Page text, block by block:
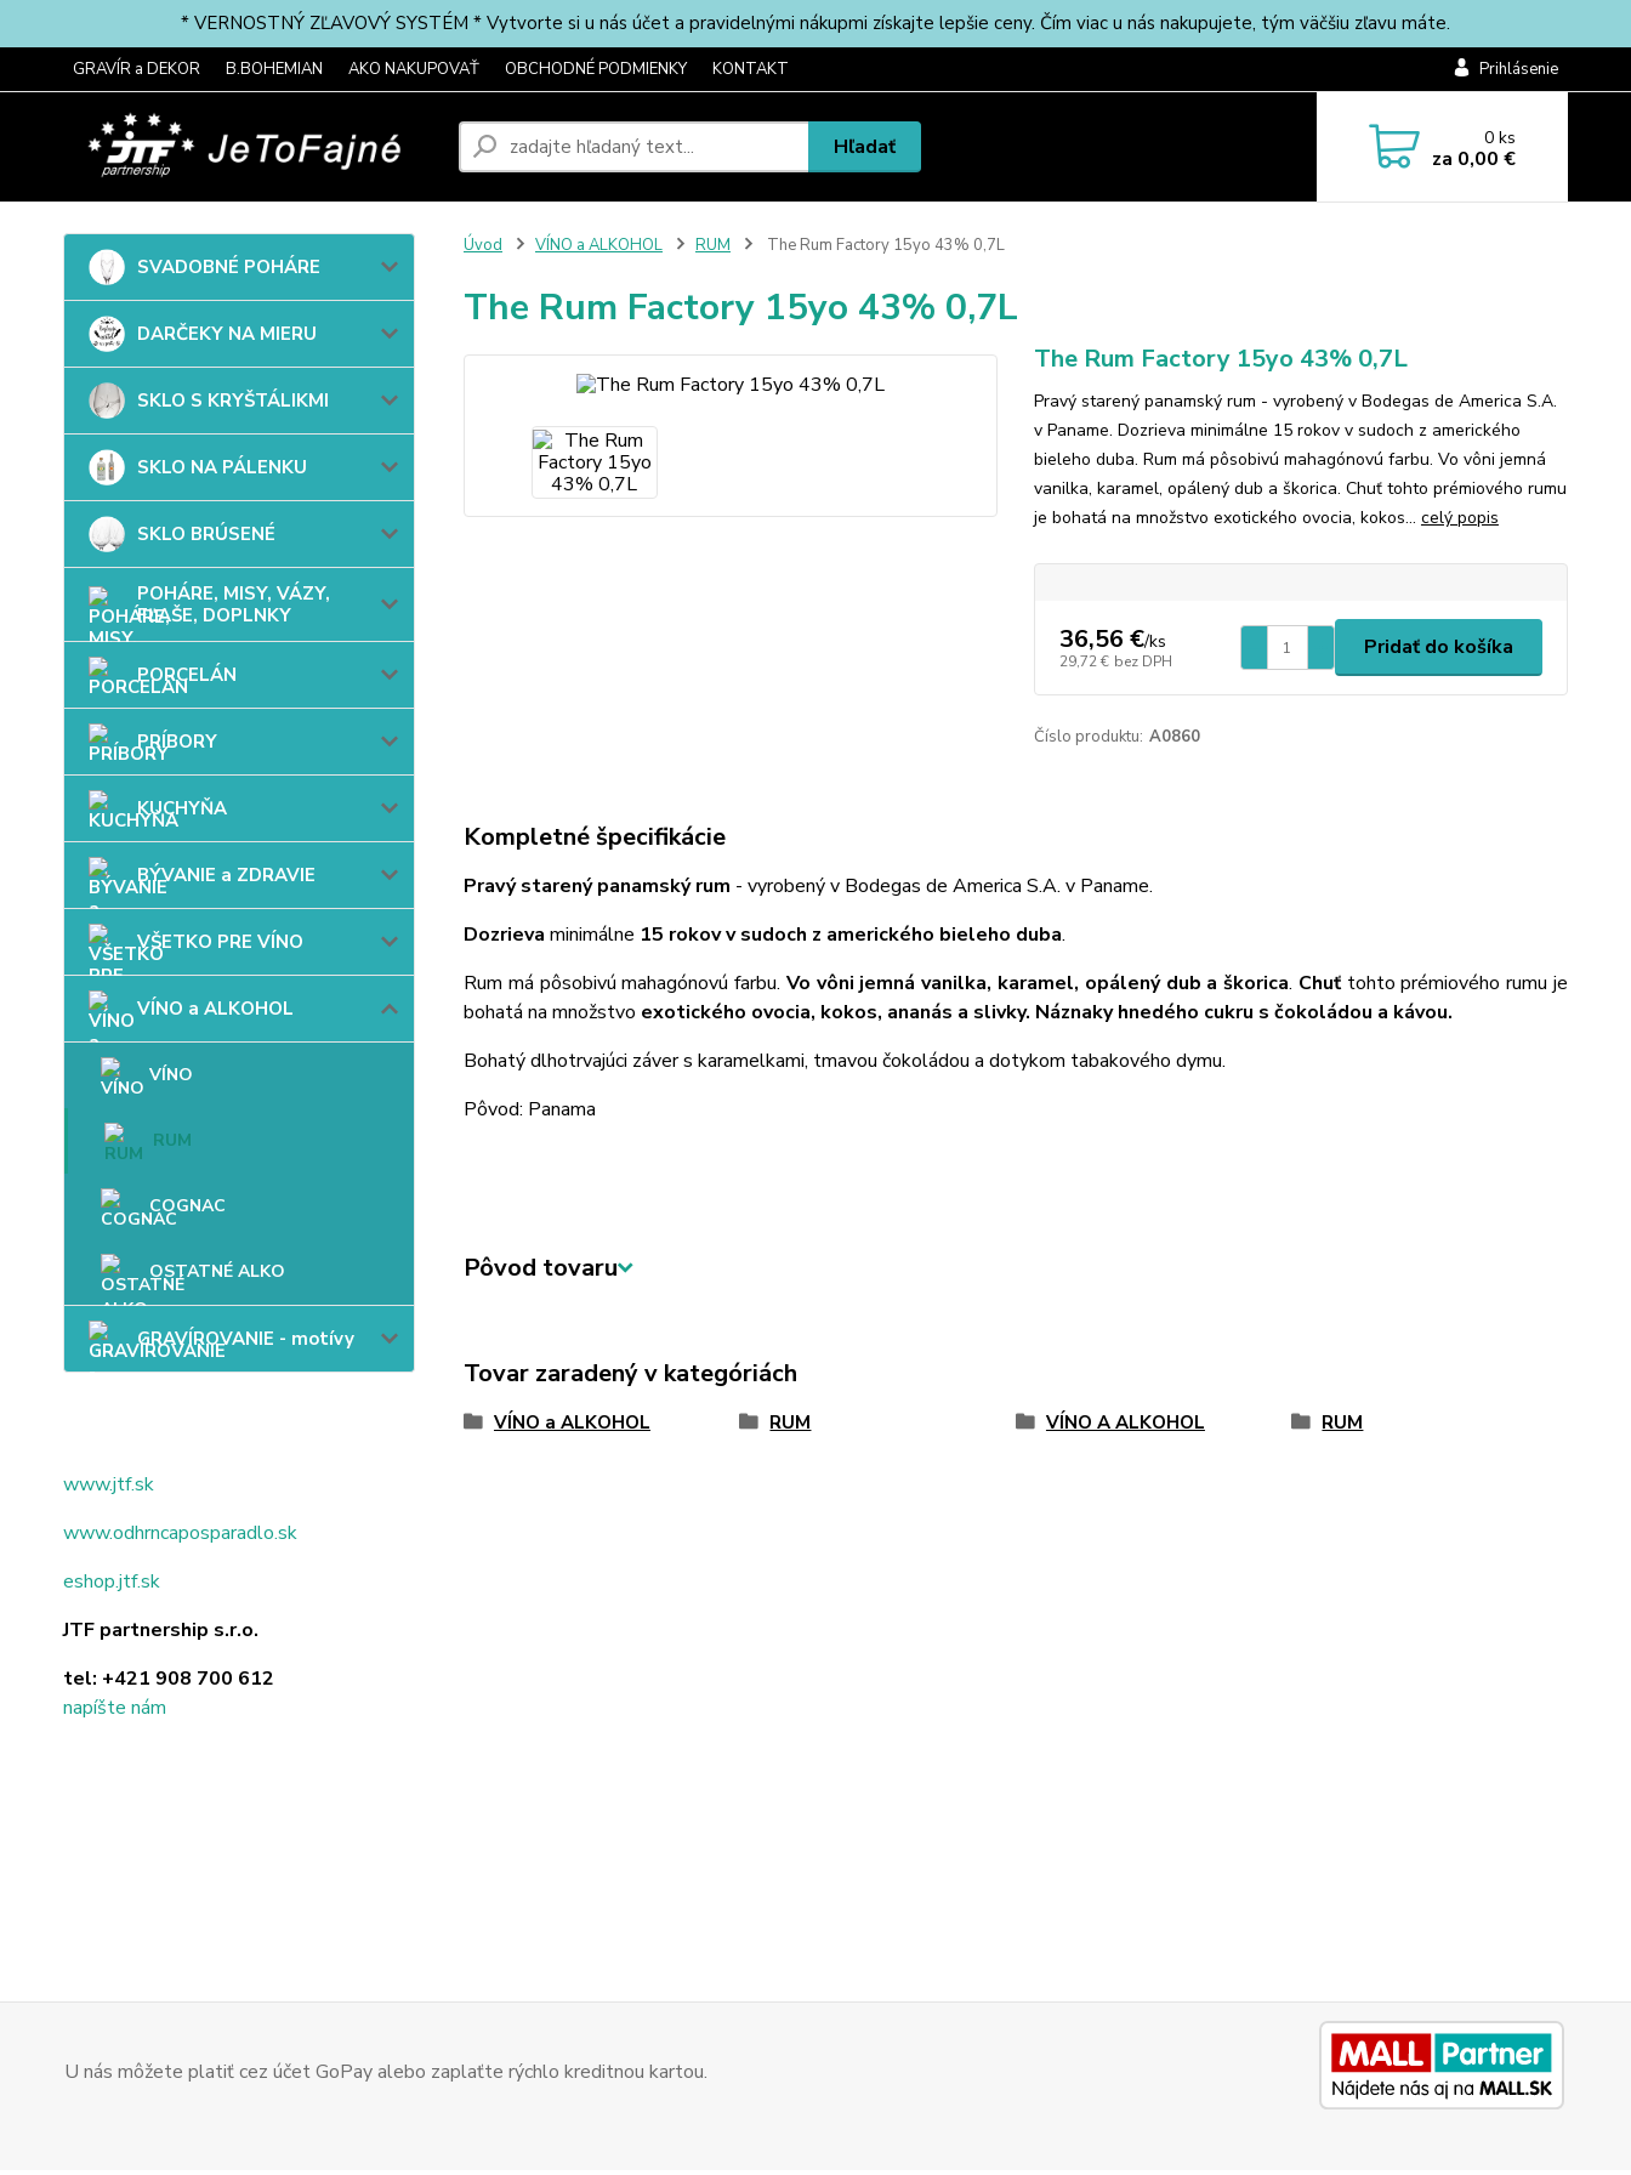
* VERNOSTNÝ ZĽAVOVÝ SYSTÉM * Vytvorte si u nás účet a pravidelnými nákupmi získajte lepšie ceny. Čím viac u nás nakupujete, tým väčšiu zľavu máte.
GRAVÍR a DEKOR B.BOHEMIAN AKO NAKUPOVAŤ OBCHODNÉ PODMIENKY KONTAKT Prihlásenie
Hľadať 0ks
za 0,00 €
SVADOBNÉ POHÁRE
DARČEKY NA MIERU
SKLO S KRYŠTÁLIKMI
SKLO NA PÁLENKU
SKLO BRÚSENÉ
POHÁRE, MISY, VÁZY,
FĽAŠE, DOPLNKY
PORCELÁN
PRÍBORY
KUCHYŇA
BÝVANIE a ZDRAVIE
VŠETKO PRE VÍNO
VÍNO a ALKOHOL
VÍNO
RUM
COGNAC
OSTATNÉ ALKO
GRAVÍROVANIE - motívy
www.jtf.sk
www.odhrncaposparadlo.sk
eshop.jtf.sk
JTF partnership s.r.o.
tel: +421 908 700 612
napíšte nám
Úvod VÍNO a ALKOHOL RUM The Rum Factory 15yo 43% 0,7L
The Rum Factory 15yo 43% 0,7L
The Rum Factory 15yo 43% 0,7L
Pravý starený panamský rum - vyrobený v Bodegas de America S.A.
v Paname. Dozrieva minimálne 15 rokov v sudoch z amerického
bieleho duba. Rum má pôsobivú mahagónovú farbu. Vo vôni jemná
vanilka, karamel, opálený dub a škorica. Chuť tohto prémiového rumu
je bohatá na množstvo exotického ovocia, kokos... celý popis
36,56 €/ks
29,72 € bez DPH
Pridať do košíka
Číslo produktu: A0860
Kompletné špecifikácie
Pravý starený panamský rum - vyrobený v Bodegas de America S.A. v Paname.
Dozrieva minimálne 15 rokov v sudoch z amerického bieleho duba.
Rum má pôsobivú mahagónovú farbu. Vo vôni jemná vanilka, karamel, opálený dub a škorica. Chuťtohto prémiového rumu je
bohatá na množstvo exotického ovocia, kokos, ananás a slivky. Náznaky hnedého cukru s čokoládou a kávou.
Bohatý dlhotrvajúci záver s karamelkami, tmavou čokoládou a dotykom tabakového dymu.
Pôvod: Panama
Pôvod tovaru
Tovar zaradený v kategóriách
VÍNO a ALKOHOL RUM VÍNO A ALKOHOL RUM
U nás môžete platiť cez účet GoPay alebo zaplaťte rýchlo kreditnou kartou.